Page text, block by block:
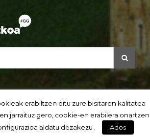
erabiltzen ditu zure bisitaren kalitatea
jarraituz gero, cookie-en erabilera onartzen
aldatu dezakezu .
Ados